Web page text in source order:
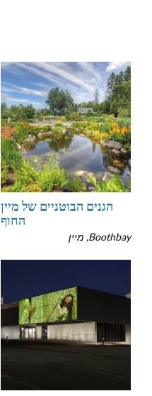
הגנים הבוטניים של מיין
החוף
Boothbay, מיין